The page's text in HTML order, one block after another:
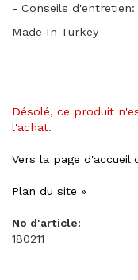
- Conseils d'entretien:
Made In Turkey
Désolé, ce produit
l'achat.
Vers la page d'accueil
Plan du site »
No d'article:
180211